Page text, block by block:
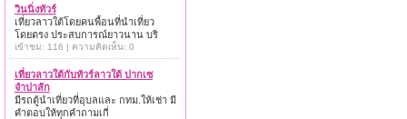
วินนิ่งทัวร์
เที่ยวลาวใต้โดยคนพื้อนที่นำเที่ยว
โดยตรง ประสบการณ์ยาวนาน บริ
เข้าชม: 116 | ความคิดเห็น: 0
เที่ยวลาวใต้กับทัวร์ลาวใต้ ปากเซ
จำปาสัก
มีรถตู้นำเที่ยวที่อุบลและ กทม.ให้เช่า มี
คำตอบให้ทุกคำถามเกี่